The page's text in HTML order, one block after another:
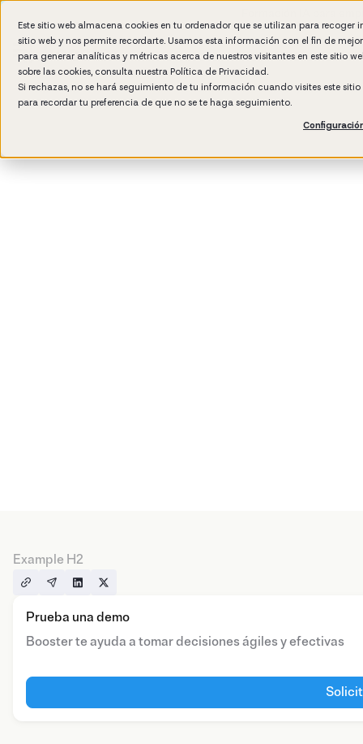
Este sitio web almacena cookies en tu ordenador que se utilizan para
sitio web y nos permite recordarte. Usamos esta información con el fin de
para generar analíticas y métricas acerca de nuestros visitantes en este sitio
sobre las cookies, consulta nuestra Política de Privacidad.
Si rechazas, no se hará seguimiento de tu información cuando visites este
para recordar tu preferencia de que no se te haga seguimiento.
Example H2
Prueba una demo
Booster te ayuda a tomar decisiones ágiles y efectivas